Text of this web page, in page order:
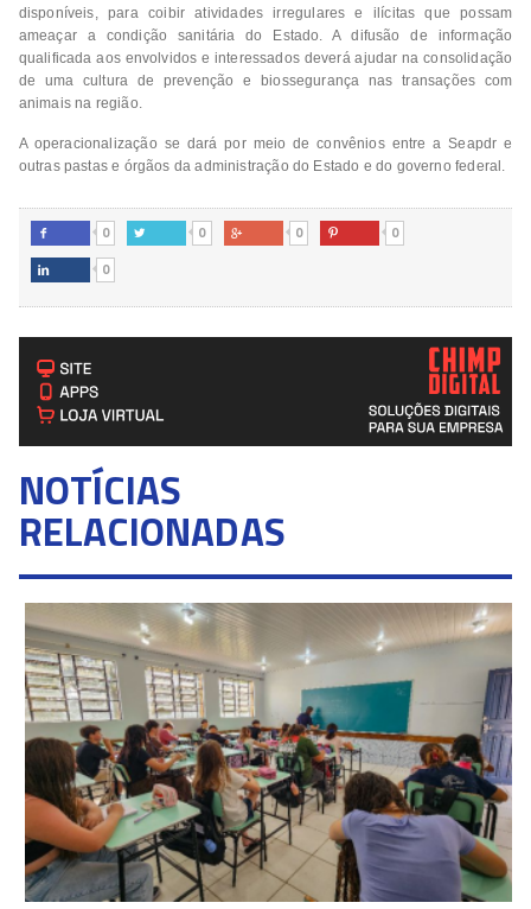
disponíveis, para coibir atividades irregulares e ilícitas que possam
ameaçar a condição sanitária do Estado. A difusão de informação
qualificada aos envolvidos e interessados deverá ajudar na consolidação
de uma cultura de prevenção e biossegurança nas transações com
animais na região.
A operacionalização se dará por meio de convênios entre a Seapdr e
outras pastas e órgãos da administração do Estado e do governo federal.
 0  0  0  0
 0
NOTÍCIAS
RELACIONADAS